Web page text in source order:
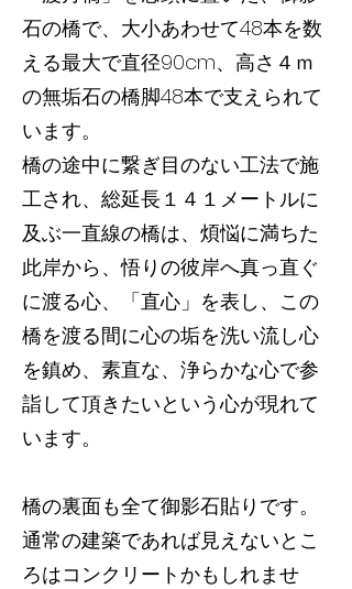
石の橋で、大小あわせて48本を数
える最大で直径90cm、高さ４ｍ
の無垢石の橋脚48本で支えられて
います。
橋の途中に繋ぎ目のない工法で施
工され、総延長１４１メートルに
及ぶ一直線の橋は、煩悩に満ちた
此岸から、悟りの彼岸へ真っ直ぐ
に渡る心、「直心」を表し、この
橋を渡る間に心の垢を洗い流し心
を鎮め、素直な、浄らかな心で参
詣して頂きたいという心が現れて
います。
橋の裏面も全て御影石貼りです。
通常の建築であれば見えないとこ
ろはコンクリートかもしれませ